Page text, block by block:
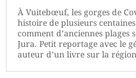
À Vuitebœuf, les gorges de
histoire de plusieurs
comment d’anciennes plages
Jura. Petit reportage avec le
auteur d’un livre sur la